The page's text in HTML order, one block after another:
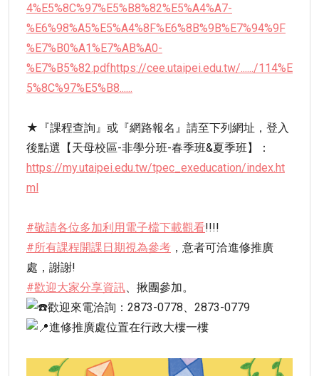
4%E5%8C%97%E5%B8%82%E5%A4%A7-
%E6%98%A5%E5%A4%8F%E6%8B%9B%E7%94%9F
%E7%B0%A1%E7%AB%A0-
%E7%B5%82.pdfhttps://cee.utaipei.edu.tw/....../114%E
5%8C%97%E5%B8......
★『課程查詢』或『網路報名』請至下列網址，登入
後點選【天母校區-非學分班-春季班&夏季班】：
https://my.utaipei.edu.tw/tpec_exeducation/index.ht
ml
#敬請各位多加利用電子檔下載觀看!!!!
#所有課程開課日期視為參考 ，意者可洽進修推廣
處，謝謝!
#歡迎大家分享資訊 、揪團參加。
歡迎來電洽詢：2873-0778、2873-0779
進修推廣處位置在行政大樓一樓